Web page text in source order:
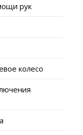
рук
колесо